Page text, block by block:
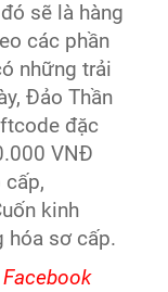
sẽ là hàng
các phần
những trải
Đảo Thần
đặc
VNĐ
cấp,
kinh
hóa sơ cấp.